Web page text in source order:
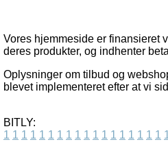
Vores hjemmeside er finansieret
deres produkter, og indhenter
Oplysninger om tilbud og
blevet implementeret efter at vi
BITLY:
1 1 1 1 1 1 1 1 1 1 1 1 1 1 1 1 1 1